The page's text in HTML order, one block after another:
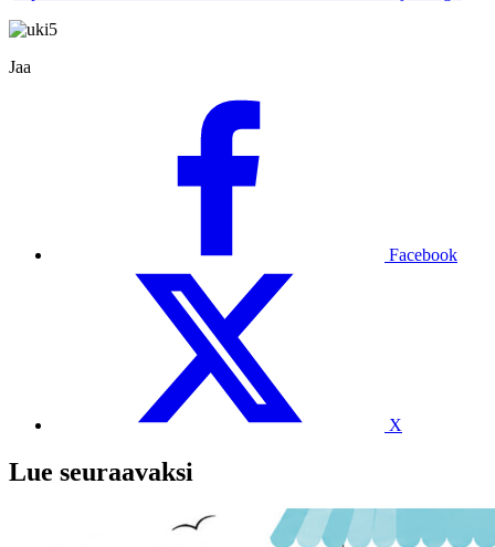
Jaa
Facebook
X
Lue seuraavaksi